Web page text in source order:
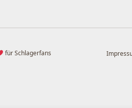
für Schlagerfans